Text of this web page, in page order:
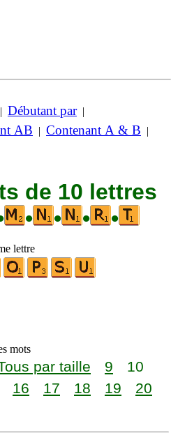
| Débutant par|
AB | Contenant A & B |
de 10 lettres
• • • •
lettre
mots
par taille 9
10
16 17 18 19
20